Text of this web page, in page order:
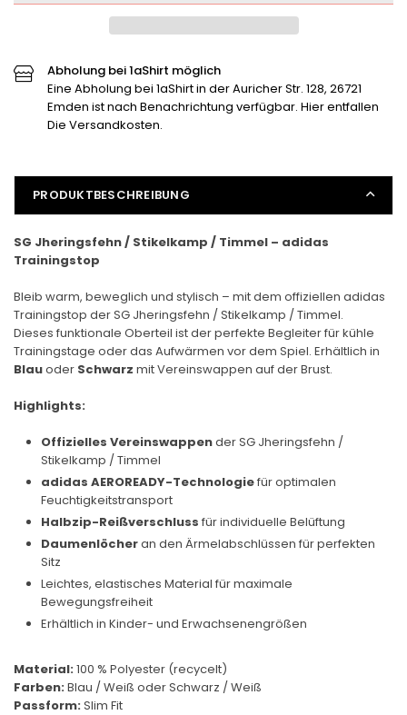
x
Trainingstop
verringern
x
Trainingstop
erhöhen
Abholung bei 1aShirt möglich
Eine Abholung bei 1aShirt in der Auricher Str. 128, 26721
Emden ist nach Benachrichtung verfügbar. Hier entfallen
Die Versandkosten.
PRODUKTBESCHREIBUNG
SG Jheringsfehn / Stikelkamp / Timmel – adidas
Trainingstop
Bleib warm, beweglich und stylisch – mit dem offiziellen adidas
Trainingstop der SG Jheringsfehn / Stikelkamp / Timmel.
Dieses funktionale Oberteil ist der perfekte Begleiter für kühle
Trainingstage oder das Aufwärmen vor dem Spiel. Erhältlich in
Blauoder Schwarz mit Vereinswappen auf der Brust.
Highlights:
Offizielles Vereinswappender SG Jheringsfehn /
Stikelkamp / Timmel
adidas AEROREADY-Technologiefür optimalen
Feuchtigkeitstransport
Halbzip-Reißverschluss für individuelle Belüftung
Daumenlöcheran den Ärmelabschlüssen für perfekten
Sitz
Leichtes, elastisches Material für maximale
Bewegungsfreiheit
Erhältlich in Kinder- und Erwachsenengrößen
Material:100 % Polyester (recycelt)
Farben:Blau / Weiß oder Schwarz / Weiß
Passform:Slim Fit